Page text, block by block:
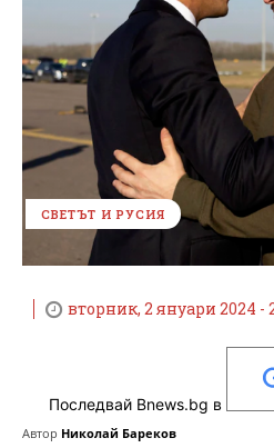
СВЕТЪТ И РУСИЯ
вторник, 2 януари 2024 -
Последвай Bnews.bg в
Автор Николай Бареков